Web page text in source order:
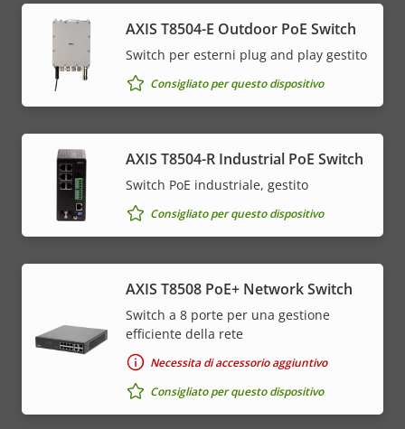
AXIS T8504-E Outdoor PoE Switch
Switch per esterni plug and play gestito
Consigliato per questo dispositivo
AXIS T8504-R Industrial PoE Switch
Switch PoE industriale, gestito
Consigliato per questo dispositivo
AXIS T8508 PoE+ Network Switch
Switch a 8 porte per una gestione
efficiente della rete
Necessita di accessorio aggiuntivo
Consigliato per questo dispositivo